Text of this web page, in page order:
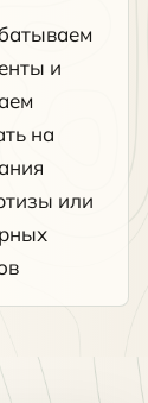
и
на
или